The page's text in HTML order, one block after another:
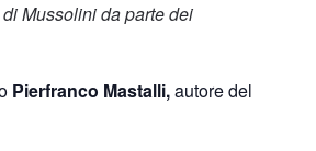
Mussolini da parte dei
Pierfranco Mastalli,autore del